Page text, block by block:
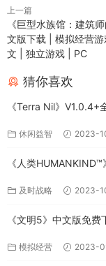
上一篇
《巨型水族馆：建筑
文版下载 | 模拟经营
文 | 独立游戏 | PC
猜你喜欢
《Terra Nil》
休闲益智 2023-
《人类
及时战略 2023-
《文明5》中文版免
模拟经营 2023-